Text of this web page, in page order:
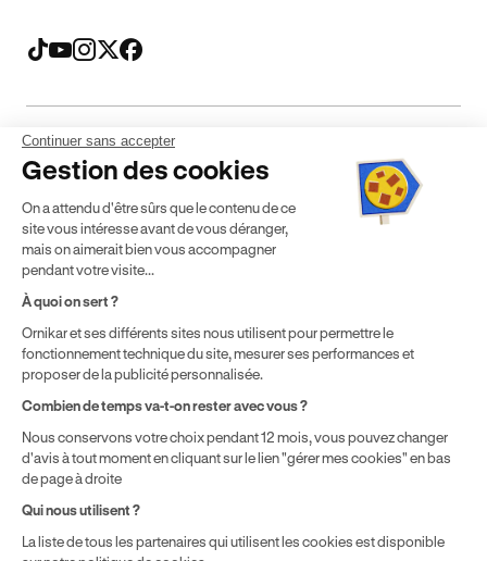
Mentions légales CGV CGU Politique de confidentialité
* Détail des conditions de nos offres
localisation géographique et du type de formules que vous
achetez comme détaillé dans nosConditions Générales de
Vente.
Continuer sans accepter
Gestion des cookies
On a attendu d'être sûrs que le contenu de ce
site vous intéresse avant de vous déranger,
mais on aimerait bien vous accompagner
pendant votre visite...
À quoi on sert ?
Ornikar et ses différents sites nous utilisent pour permettre le
fonctionnement technique du site, mesurer ses performances et
proposer de la publicité personnalisée.
Combien de temps va-t-on rester avec vous ?
Nous conservons votre choix pendant 12 mois, vous pouvez changer
d'avis à tout moment en cliquant sur le lien "gérer mes cookies" en bas
de page à droite
Qui nous utilisent ?
La liste de tous les partenaires qui utilisent les cookies est disponible